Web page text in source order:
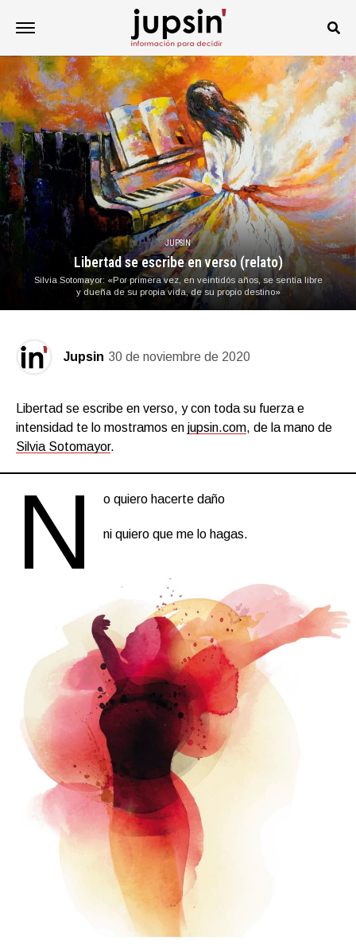
JUPSIN
Libertad se escribe en verso (relato)
Silvia Sotomayor: «Por primera vez, en veintidós años, se sentía libre
y dueña de su propia vida, de su propio destino»
Jupsin 30 de noviembre de 2020
Libertad se escribe en verso, y con toda su fuerza e
intensidad te lo mostramos en jupsin.com, de la mano de
Silvia Sotomayor.
N o quiero hacerte daño
ni quiero que me lo hagas.